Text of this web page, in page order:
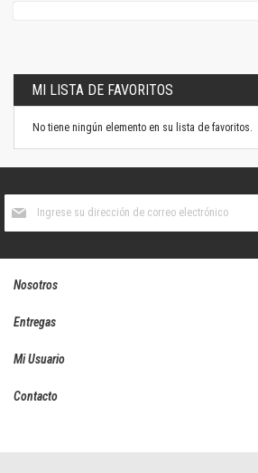
MI LISTA DE FAVORITOS
No tiene ningún elemento en su lista de favoritos.
boletín
Nosotros
Entregas
Mi Usuario
Contacto